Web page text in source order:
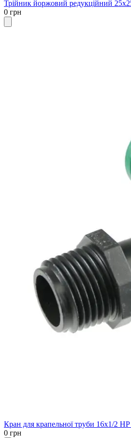
Трійник йоржовий редукційний
0 грн
Кран для крапельної труби 16х1/2
0 грн